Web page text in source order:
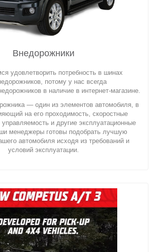
Внедорожники
удовлетворить потребность в шинах
потому у нас всегда
в наличие в интернет-магазине.
— один из элементов автомобиля, в
на его проходимость, скоростные
управляемость и другие эксплуатационные
менеджеры готовы подобрать лучшую
автомобиля исходя из требований и
условий эксплуатации.